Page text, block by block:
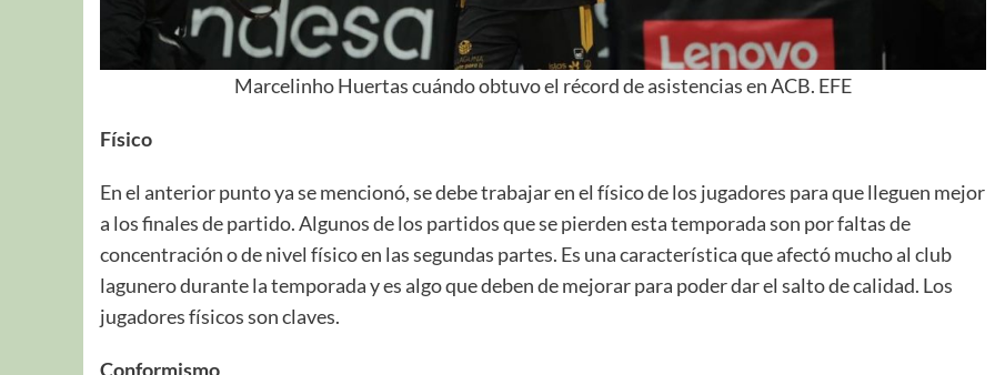
Marcelinho Huertas cuándo obtuvo el récord de asistencias en ACB. EFE
Físico
En el anterior punto ya se mencionó, se debe trabajar en el físico de los jugadores para que lleguen mejor
a los finales de partido. Algunos de los partidos que se pierden esta temporada son por faltas de
concentración o de nivel físico en las segundas partes. Es una característica que afectó mucho al club
lagunero durante la temporada y es algo que deben de mejorar para poder dar el salto de calidad. Los
jugadores físicos son claves.
Conformismo